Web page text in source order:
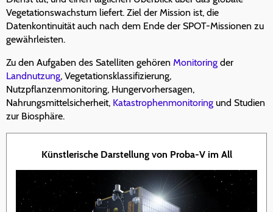
Vegetationswachstum liefert. Ziel der Mission ist, die
Datenkontinuität auch nach dem Ende der SPOT-Missionen zu
gewährleisten.
Zu den Aufgaben des Satelliten gehören Monitoring der
Landnutzung, Vegetationsklassifizierung,
Nutzpflanzenmonitoring, Hungervorhersagen,
Nahrungsmittelsicherheit, Katastrophenmonitoring und Studien
zur Biosphäre.
Künstlerische Darstellung von Proba-V im All